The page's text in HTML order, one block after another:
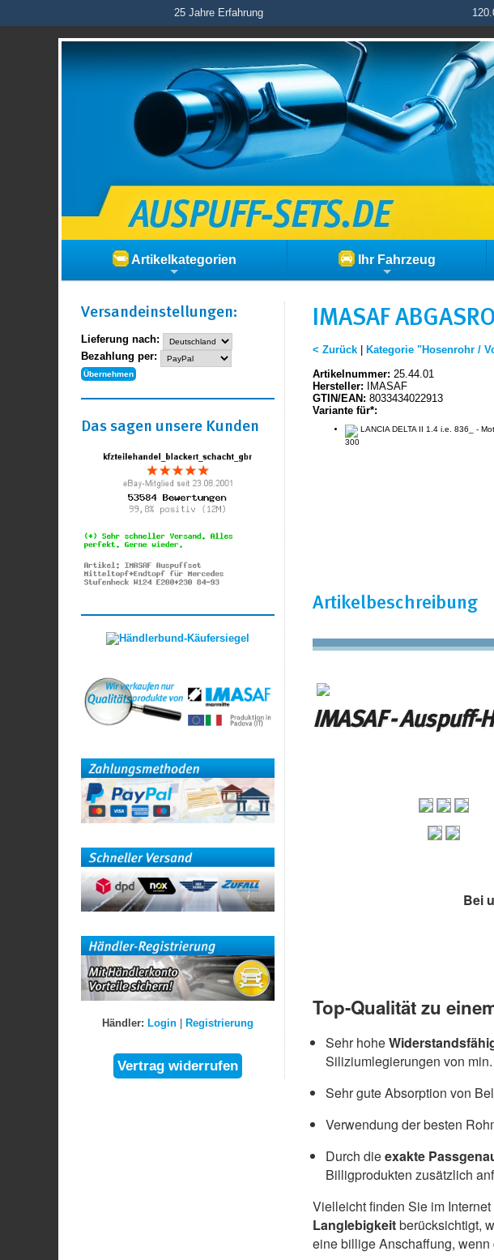
25 Jahre Erfahrung
Artikelkategorien Ihr Fahrzeug
IMASAF
< Zurück|
Kategorie "Hosenrohr /
Artikelnummer: 25.44.01
Hersteller: IMASAF
GTIN/EAN: 8033434022913
Variante für*:
LANCIA DELTA II 1.4 i.e. 836_ -
300
Artikelbeschreibung
IMASAF - Auspuff-
Bei
Top-Qualität zu
Sehr hohe
Siliziumlegierungen von min.
Sehr gute Absorption von
Verwendung der besten
Durch dieexakte
Billigprodukten zusätzlich
Vielleicht finden Sie im
Langlebigkeitberücksichtigt,
eine billige Anschaffung,
Versand­einstellungen:
Lieferung nach:
Bezahlung per:
Das sagen unsere Kunden
Händler: Login| Registrierung